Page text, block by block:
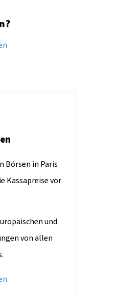
Börsen in Paris
Kassapreise vor
und
von allen